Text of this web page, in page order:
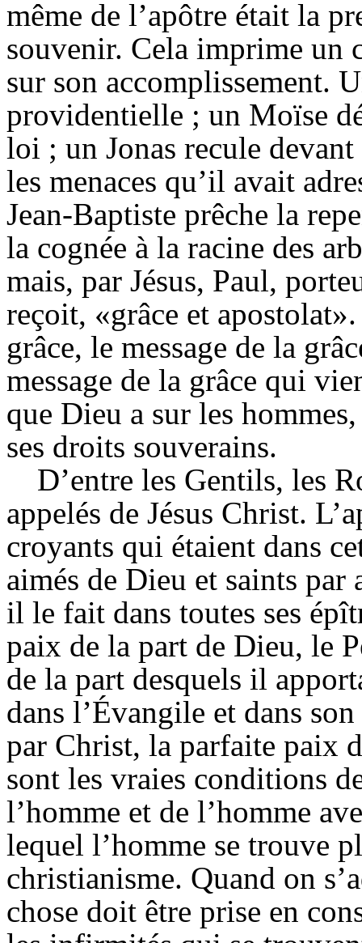
même de l’apôtre était la
souvenir. Cela imprime un
sur son accomplissement.
providentielle ; un Moïse
loi ; un Jonas recule
les menaces qu’il avait
Jean-Baptiste prêche la
la cognée à la racine des
mais, par Jésus, Paul,
reçoit, «grâce et
grâce, le message de la
message de la grâce qui
que Dieu a sur les
ses droits souverains.
D’entre les Gentils, les
appelés de Jésus Christ.
croyants qui étaient dans
aimés de Dieu et saints
il le fait dans toutes ses
paix de la part de Dieu, le
de la part desquels il
dans l’Évangile et dans
par Christ, la parfaite paix
sont les vraies conditions
l’homme et de l’homme
lequel l’homme se trouve
christianisme. Quand on
chose doit être prise en